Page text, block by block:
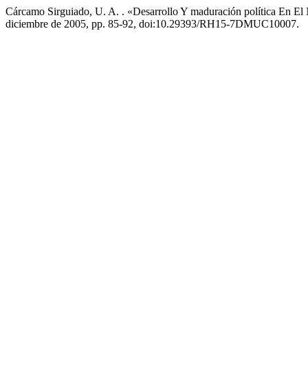
Cárcamo Sirguiado, U. A. . «Desarrollo Y maduración política En
diciembre de 2005, pp. 85-92, doi:10.29393/RH15-7DMUC10007.